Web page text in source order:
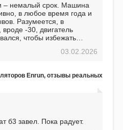
– немалый срок. Машина
в любое время года и
Разумеется, в
-30, двигатель
чтобы избежать
ни единой поломки,
он даже
модель.
03.02.2026
Enrun, отзывы реальных
б3 завел. Пока радует.